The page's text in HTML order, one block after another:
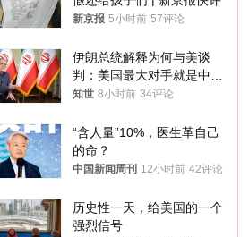
新京报 5小时前 57评论
伊朗总统解释为何与美谈
判：美国最大对手就是中
国，但他们也在对话
知世 8小时前 34评论
“含人量”10%，医生革自己
的命？
中国新闻周刊 12小时前 42评论
历史性一天，给美国的一个
强烈信号